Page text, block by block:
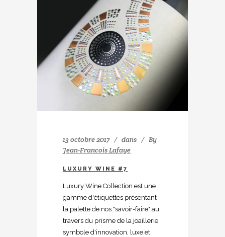
13 octobre 2017 dans
By
Jean-Francois Lafaye
LUXURY WINE #7
Luxury Wine Collection est une
gamme d'étiquettes présentant
la palette de nos "savoir-faire" au
travers du prisme de la joaillerie,
symbole d'innovation, luxe et